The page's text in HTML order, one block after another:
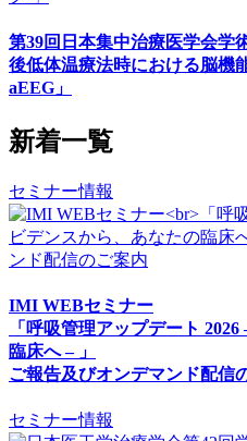
第39回日本集中治療医学会学
後低体温療法時における脳機
aEEG」
新着一覧
セミナー情報
IMI WEBセミナー
「呼吸管理アップデート
臨床へ – 」
ご報告及びオンデマンド配信
セミナー情報